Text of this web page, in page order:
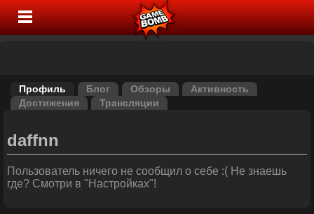
Профиль Блог Обзоры
Активность
Достижения
Трансляции
daffnn
Пользователь ничего не сообщил о себе :( Не знаешь
где? Смотри в "Настройках"!